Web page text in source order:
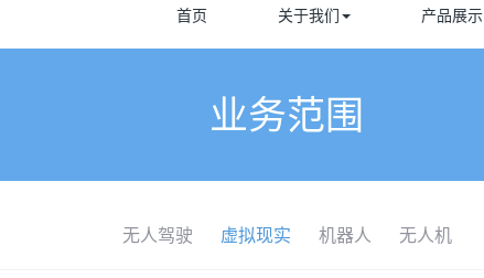
首页 关于我们 产品展示
业务范围
无人驾驶 虚拟现实 机器人 无人机